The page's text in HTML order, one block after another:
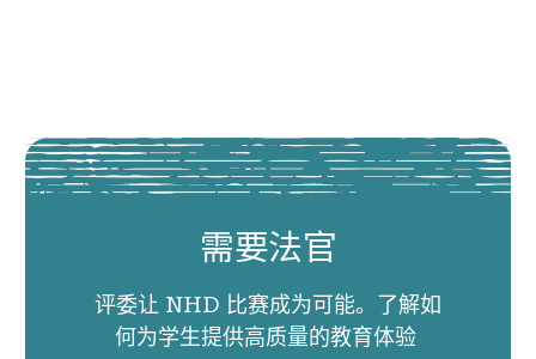
需要法官
评委让 NHD 比赛成为可能。了解如
何为学生提供高质量的教育体验